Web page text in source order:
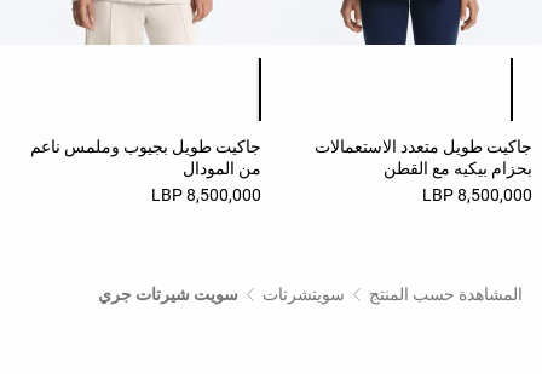
قائمة ألوان المنتج
جاكيت طويل متعدد الاستعمالات
بحزام بيكيه مع القطن
8,500,000 LBP
قائمة ألوان المنتج
جاكيت طويل بجيوب وملمس ناعم
من المودال
8,500,000 LBP
المشاهدة حسب المنتج سويتشرتات سويت شيرتات جري